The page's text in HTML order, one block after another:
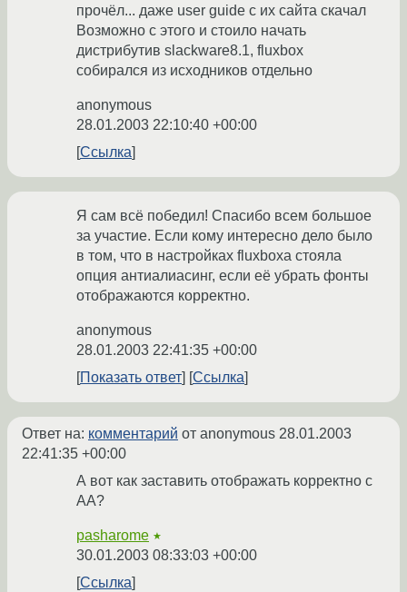
прочёл... даже user guide с их сайта скачал
Возможно с этого и стоило начать
дистрибутив slackware8.1, fluxbox
собирался из исходников отдельно
anonymous
28.01.2003 22:10:40 +00:00
Ссылка
Я сам всё победил! Спасибо всем большое
за участие. Если кому интересно дело было
в том, что в настройках fluxboxa стояла
опция антиалиасинг, если её убрать фонты
отображаются корректно.
anonymous
28.01.2003 22:41:35 +00:00
Показать ответ
Ссылка
Ответ на: комментарий от anonymous 28.01.2003
22:41:35 +00:00
А вот как заставить отображать корректно с
АА?
pasharome ★
30.01.2003 08:33:03 +00:00
Ссылка